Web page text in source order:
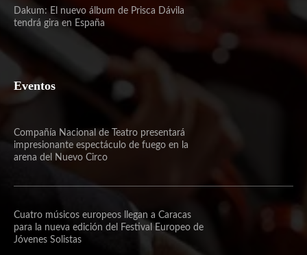
Dakum: El nuevo álbum de Prisca Dávila
tendrá gira en España
Eventos
Compañía Nacional de Teatro presentará
impresionante espectáculo de fuego en la
arena del Nuevo Circo
Cuatro músicos europeos llegan a Caracas
para la nueva edición del Festival Europeo de
Jóvenes Solistas